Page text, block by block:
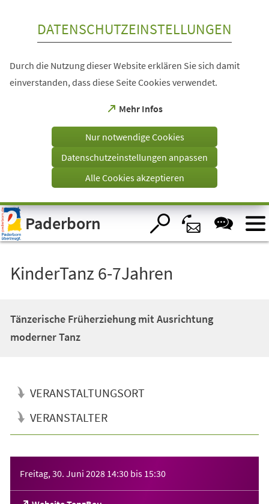
Visuelle
Assistenzsoftware
öffnen.
DATENSCHUTZEINSTELLUNGEN
Durch die Nutzung dieser Website erklären Sie sich damit
einverstanden, dass diese Seite Cookies verwendet.
Mehr Infos
(Öffnet
einem
Tab)
Nur notwendige Cookies
Datenschutzeinstellungen anpassen
Alle Cookies akzeptieren
Paderborn
KinderTanz 6-7Jahren
Tänzerische Früherziehung mit Ausrichtung
moderner Tanz
VERANSTALTUNGSORT
VERANSTALTER
Freitag, 30. Juni 2028 14:30 bis 15:30